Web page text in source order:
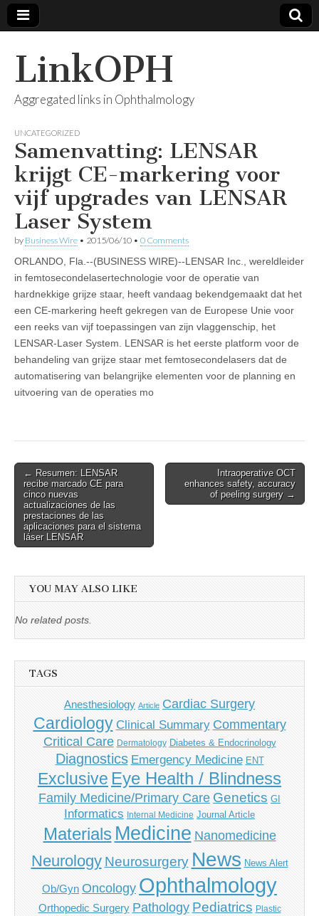
LinkOPH
Aggregated links in Ophthalmology
UNCATEGORIZED
Samenvatting: LENSAR
krijgt CE-markering voor
vijf upgrades van LENSAR
Laser System
by Business Wire • 2015/06/10 • 0 Comments
ORLANDO, Fla.--(BUSINESS WIRE)--LENSAR Inc., wereldleider
in femtosecondelasertechnologie voor de operatie van
hardnekkige grijze staar, heeft vandaag bekendgemaakt dat het
een CE-markering heeft gekregen van de Europese Unie voor
een reeks van vijf toepassingen van zijn vlaggenschip, het
LENSAR-Laser System. LENSAR is het eerste platform voor de
behandeling van grijze staar met femtosecondelasers dat de
automatisering van belangrijke elementen voor de planning en
uitvoering van de operaties mo
Post
navigation
← Resumen: LENSAR
recibe marcado CE para
cinco nuevas
actualizaciones de las
prestaciones de las
aplicaciones para el sistema
láser LENSAR
Intraoperative OCT
enhances safety, accuracy
of peeling surgery →
YOU MAY ALSO LIKE
No related posts.
TAGS
Anesthesiology Article Cardiac Surgery
Cardiology Clinical Summary Commentary
Critical Care Dermatology Diabetes & Endocrinology
Diagnostics Emergency Medicine ENT
Exclusive Eye Health / Blindness
Family Medicine/Primary Care Genetics GI
Informatics Internal Medicine Journal Article
Materials Medicine Nanomedicine
Neurology Neurosurgery News News Alert
Ob/Gyn Oncology Ophthalmology
Orthopedic Surgery Pathology Pediatrics Plastic